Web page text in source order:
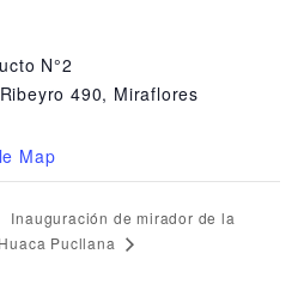
N°2
490, Miraflores
Map
Inauguración de mirador de la
Huaca Pucllana